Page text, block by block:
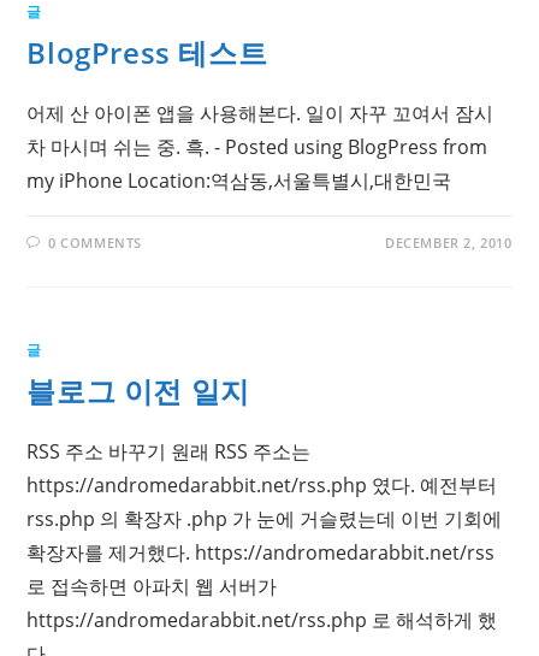
글
BlogPress 테스트
어제 산 아이폰 앱을 사용해본다. 일이 자꾸 꼬여서 잠시
차 마시며 쉬는 중. 흑. - Posted using BlogPress from
my iPhone Location:역삼동,서울특별시,대한민국
0 COMMENTS DECEMBER 2, 2010
글
블로그 이전 일지
RSS 주소 바꾸기 원래 RSS 주소는
https://andromedarabbit.net/rss.php 였다. 예전부터
rss.php 의 확장자 .php 가 눈에 거슬렸는데 이번 기회에
확장자를 제거했다. https://andromedarabbit.net/rss
로 접속하면 아파치 웹 서버가
https://andromedarabbit.net/rss.php 로 해석하게 했